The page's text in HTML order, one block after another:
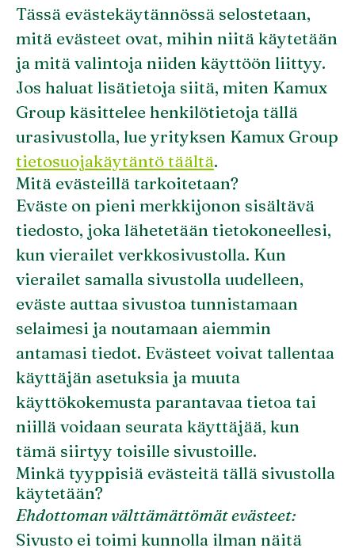
Tässä evästekäytännössä selostetaan,
mitä evästeet ovat, mihin niitä käytetään
ja mitä valintoja niiden käyttöön liittyy.
Jos haluat lisätietoja siitä, miten Kamux
Group käsittelee henkilötietoja tällä
urasivustolla, lue yrityksen Kamux Group
tietosuojakäytäntö täältä.
Mitä evästeillä tarkoitetaan?
Eväste on pieni merkkijonon sisältävä
tiedosto, joka lähetetään tietokoneellesi,
kun vierailet verkkosivustolla. Kun
vierailet samalla sivustolla uudelleen,
eväste auttaa sivustoa tunnistamaan
selaimesi ja noutamaan aiemmin
antamasi tiedot. Evästeet voivat tallentaa
käyttäjän asetuksia ja muuta
käyttökokemusta parantavaa tietoa tai
niillä voidaan seurata käyttäjää, kun
tämä siirtyy toisille sivustoille.
Minkä tyyppisiä evästeitä tällä sivustolla
käytetään?
Ehdottoman välttämättömät evästeet:
Sivusto ei toimi kunnolla ilman näitä